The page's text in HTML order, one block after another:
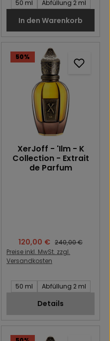
50 ml Abfüllung 2 ml
In den Warenkorb
50%
XerJoff - 'Ilm - K
Collection - Extrait
de Parfum
Verkaufspreis:
120,00 € Regulärer Preis:
240,00 €
Preise inkl. MwSt. zzgl.
Versandkosten
Inhalt des Artikel:
50 ml Abfüllung 2 ml
Details